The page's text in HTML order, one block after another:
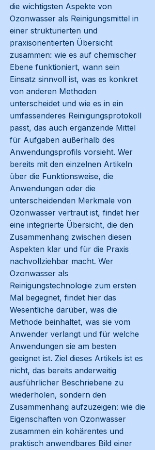
die wichtigsten Aspekte von
Ozonwasser als Reinigungsmittel in
einer strukturierten und
praxisorientierten Übersicht
zusammen: wie es auf chemischer
Ebene funktioniert, wann sein
Einsatz sinnvoll ist, was es konkret
von anderen Methoden
unterscheidet und wie es in ein
umfassenderes Reinigungsprotokoll
passt, das auch ergänzende Mittel
für Aufgaben außerhalb des
Anwendungsprofils vorsieht. Wer
bereits mit den einzelnen Artikeln
über die Funktionsweise, die
Anwendungen oder die
unterscheidenden Merkmale von
Ozonwasser vertraut ist, findet hier
eine integrierte Übersicht, die den
Zusammenhang zwischen diesen
Aspekten klar und für die Praxis
nachvollziehbar macht. Wer
Ozonwasser als
Reinigungstechnologie zum ersten
Mal begegnet, findet hier das
Wesentliche darüber, was die
Methode beinhaltet, was sie vom
Anwender verlangt und für welche
Anwendungen sie am besten
geeignet ist. Ziel dieses Artikels ist es
nicht, das bereits anderweitig
ausführlicher Beschriebene zu
wiederholen, sondern den
Zusammenhang aufzuzeigen: wie die
Eigenschaften von Ozonwasser
zusammen ein kohärentes und
praktisch anwendbares Bild einer